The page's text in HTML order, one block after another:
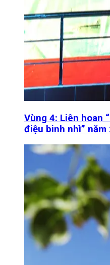
Vùng 4: Liên hoan
điệu binh nhì” năm